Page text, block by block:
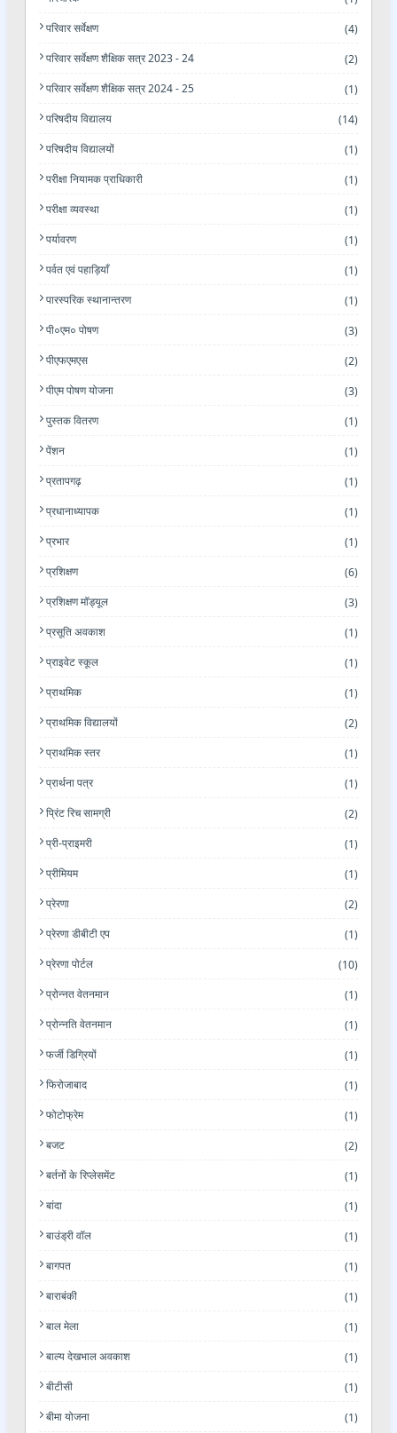
परिवार सर्वेक्षण
(4)
परिवार सर्वेक्षण शैक्षिक सत्र 2023 - 24
(2)
परिवार सर्वेक्षण शैक्षिक सत्र 2024 - 25
(1)
परिषदीय विद्यालय
(14)
परिषदीय विद्यालयों
(1)
परीक्षा नियामक प्राधिकारी
(1)
परीक्षा व्यवस्था
(1)
पर्यावरण
(1)
पर्वत एवं पहाड़ियाँ
(1)
पारस्परिक स्थानान्तरण
(1)
पी०एम० पोषण
(3)
पीएफएमएस
(2)
पीएम पोषण योजना
(3)
पुस्तक वितरण
(1)
पेंशन
(1)
प्रतापगढ़
(1)
प्रधानाध्यापक
(1)
प्रभार
(1)
प्रशिक्षण
(6)
प्रशिक्षण मॉड्यूल
(3)
प्रसूति अवकाश
(1)
प्राइवेट स्कूल
(1)
प्राथमिक
(1)
प्राथमिक विद्यालयों
(2)
प्राथमिक स्तर
(1)
प्रार्थना पत्र
(1)
प्रिंट रिच सामग्री
(2)
प्री-प्राइमरी
(1)
प्रीमियम
(1)
प्रेरणा
(2)
प्रेरणा डीबीटी एप
(1)
प्रेरणा पोर्टल
(10)
प्रोन्नत वेतनमान
(1)
प्रोन्नति वेतनमान
(1)
फर्जी डिग्रियों
(1)
फिरोजाबाद
(1)
फोटोफ्रेम
(1)
बजट
(2)
बर्तनों के रिप्लेसमेंट
(1)
बांदा
(1)
बाउंड्री वॉल
(1)
बागपत
(1)
बाराबंकी
(1)
बाल मेला
(1)
बाल्य देखभाल अवकाश
(1)
बीटीसी
(1)
बीमा योजना
(1)